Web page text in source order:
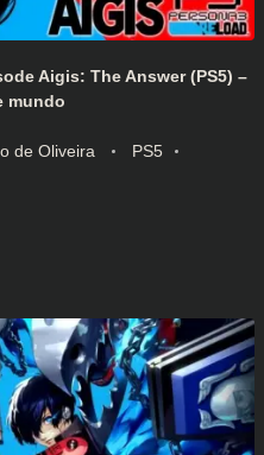
Aigis: The Answer (PS5) –
mundo
de Oliveira
PS5